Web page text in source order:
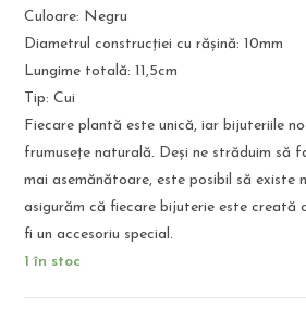
Culoare: Negru
Diametrul construcției cu rășină: 10mm
Lungime totală: 11,5cm
Tip: Cui
Fiecare plantă este unică, iar bijuteriile
frumusețe naturală. Deși ne străduim să
mai asemănătoare, este posibil să existe
asigurăm că fiecare bijuterie este creată
fi un accesoriu special.
1 în stoc